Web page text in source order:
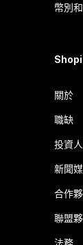
幣別
關於
職缺
投資人
新聞
合作
聯盟
法務